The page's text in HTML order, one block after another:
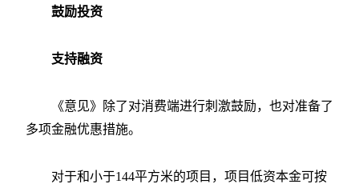
鼓励投资
支持融资
《意见》除了对消费端进行刺激鼓励，也对准备了
多项金融优惠措施。
对于和小于144平方米的项目，项目低资本金可按